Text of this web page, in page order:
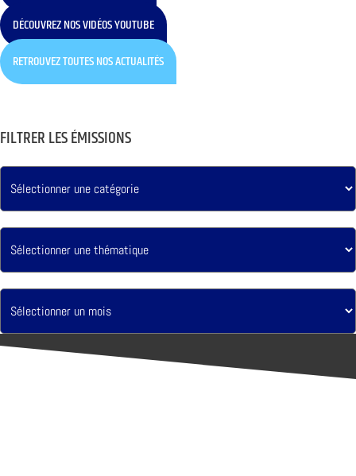
DÉCOUVREZ NOS VIDÉOS YOUTUBE
RETROUVEZ TOUTES NOS ACTUALITÉS
FILTRER LES ÉMISSIONS